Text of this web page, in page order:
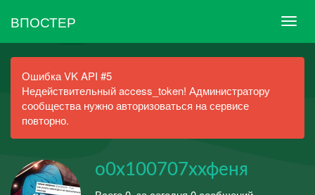
ВПОСТЕР
Ошибка VK API #5
Недействительный access_token! Администратору
сообщества нужно авторизоваться на сервисе
повторно.
о0х100707ххфеня